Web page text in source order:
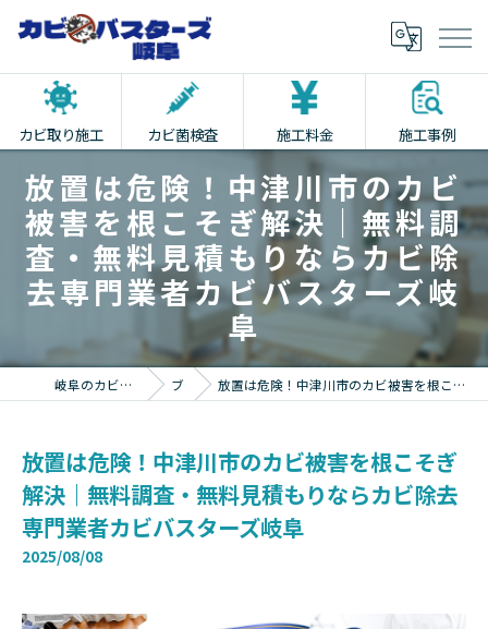
カビ取り施工 カビ菌検査 施工料金 施工事例
放置は危険！中津川市のカビ
被害を根こそぎ解決｜無料調
査・無料見積もりならカビ除
去専門業者カビバスターズ岐
阜
岐阜のカビ取りならカビバスターズ岐阜 ブログ 放置は危険！中津川市のカビ被害を根こそぎ解決｜無料調査・無料見積もりならカビ除去専門業者カビバスターズ岐阜
放置は危険！中津川市のカビ被害を根こそぎ
解決｜無料調査・無料見積もりならカビ除去
専門業者カビバスターズ岐阜
2025/08/08